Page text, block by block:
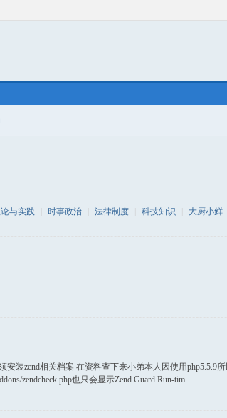
与实践 时事政治 法律制度 科技知识 大厨小鲜
装zend相关档案 在资料查下来小弟本人因使用php5.5.9
zendcheck.php也只会显示Zend Guard Run-tim ...